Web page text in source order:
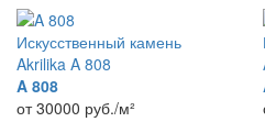
Искусственный камень
Akrilika A 808
A 808
от 30000 руб./м²